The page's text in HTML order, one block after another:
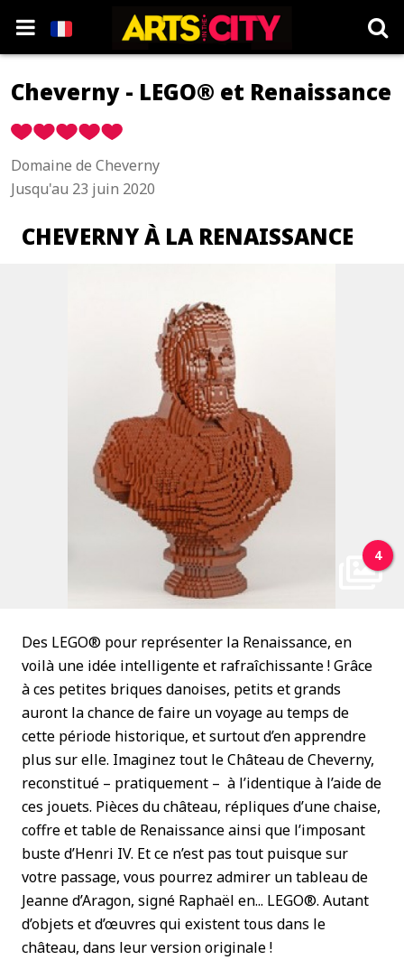
Cheverny - LEGO® et Renaissance
Domaine de Cheverny
Jusqu'au 23 juin 2020
CHEVERNY À LA RENAISSANCE
4
Des LEGO® pour représenter la Renaissance, en
voilà une idée intelligente et rafraîchissante ! Grâce
à ces petites briques danoises, petits et grands
auront la chance de faire un voyage au temps de
cette période historique, et surtout d’en apprendre
plus sur elle. Imaginez tout le Château de Cheverny,
reconstitué – pratiquement – à l’identique à l’aide de
ces jouets. Pièces du château, répliques d’une chaise,
coffre et table de Renaissance ainsi que l’imposant
buste d’Henri IV. Et ce n’est pas tout puisque sur
votre passage, vous pourrez admirer un tableau de
Jeanne d’Aragon, signé Raphaël en... LEGO®. Autant
d’objets et d’œuvres qui existent tous dans le
château, dans leur version originale !